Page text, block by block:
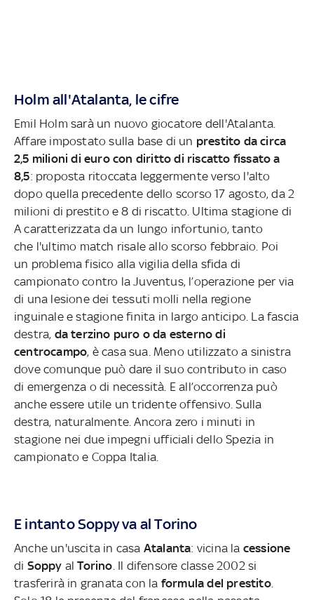
Holm all'Atalanta, le cifre
Emil Holm sarà un nuovo giocatore dell'Atalanta.
Affare impostato sulla base di un prestito da circa
2,5 milioni di euro con diritto di riscatto fissato a
8,5: proposta ritoccata leggermente verso l'alto
dopo quella precedente dello scorso 17 agosto, da 2
milioni di prestito e 8 di riscatto. Ultima stagione di
A caratterizzata da un lungo infortunio, tanto
che l'ultimo match risale allo scorso febbraio. Poi
un problema fisico alla vigilia della sfida di
campionato contro la Juventus, l’operazione per via
di una lesione dei tessuti molli nella regione
inguinale e stagione finita in largo anticipo. La fascia
destra, da terzino puro o da esterno di
centrocampo, è casa sua. Meno utilizzato a sinistra
dove comunque può dare il suo contributo in caso
di emergenza o di necessità. E all’occorrenza può
anche essere utile un tridente offensivo. Sulla
destra, naturalmente. Ancora zero i minuti in
stagione nei due impegni ufficiali dello Spezia in
campionato e Coppa Italia.
E intanto Soppy va al Torino
Anche un'uscita in casa Atalanta: vicina la cessione
di Soppy alTorino . Il difensore classe 2002 si
trasferirà in granata con la formula del prestito.